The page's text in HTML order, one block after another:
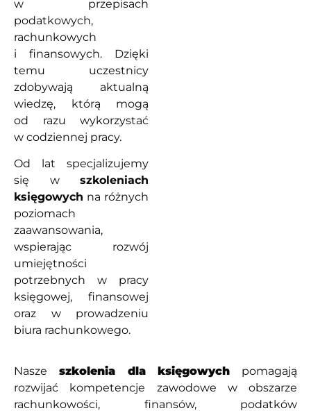
w przepisach
podatkowych,
rachunkowych
i finansowych. Dzięki
temu uczestnicy
zdobywają aktualną
wiedzę, którą mogą
od razu wykorzystać
w codziennej pracy.
Od lat specjalizujemy
się w szkoleniach
księgowych na różnych
poziomach
zaawansowania,
wspierając rozwój
umiejętności
potrzebnych w pracy
księgowej, finansowej
oraz w prowadzeniu
biura rachunkowego.
Nasze szkolenia dla księgowych pomagają
rozwijać kompetencje zawodowe w obszarze
rachunkowości, finansów, podatków